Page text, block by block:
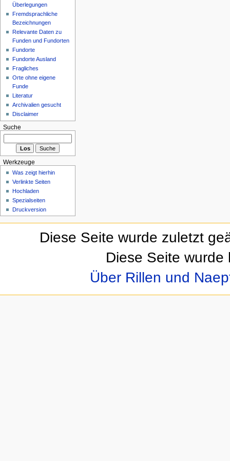
Überlegungen
Fremdsprachliche
Bezeichnungen
Relevante Daten zu
Funden und Fundorten
Fundorte
Fundorte Ausland
Fragliches
Orte ohne eigene
Funde
Literatur
Archivalien gesucht
Disclaimer
Suche
Werkzeuge
Was zeigt hierhin
Verlinkte Seiten
Hochladen
Spezialseiten
Druckversion
Diese Seite wurde zuletzt
Diese Seite
Über Rillen und